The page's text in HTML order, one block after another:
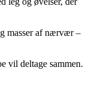
masser af nærvær –
vil deltage sammen.